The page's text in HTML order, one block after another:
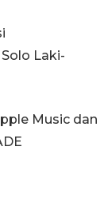
Laki-
Music dan